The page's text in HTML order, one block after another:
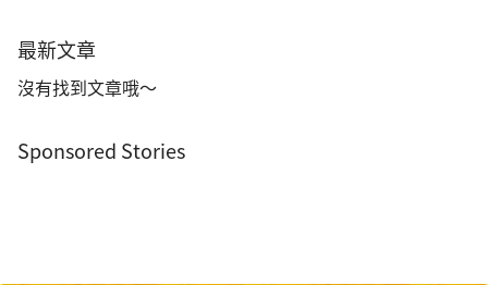
最新文章
沒有找到文章哦～
Sponsored Stories